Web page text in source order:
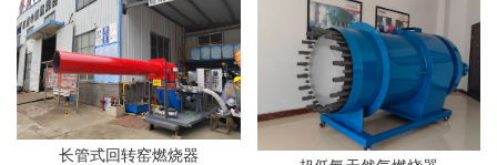
长管式回转窑燃烧器